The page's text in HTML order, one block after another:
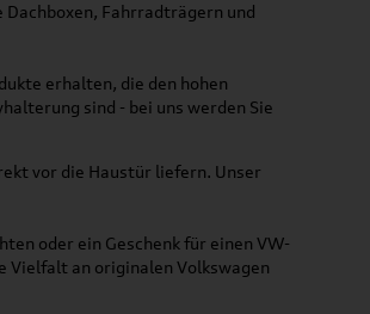
Fahrradträgern und
erhalten, die den hohen
sind - bei uns werden Sie
vor die Haustür liefern. Unser
oder ein Geschenk für einen VW-
Vielfalt an originalen Volkswagen